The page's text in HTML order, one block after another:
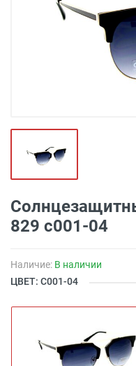
829 с001-04
Наличие: В наличии
ЦВЕТ: С001-04